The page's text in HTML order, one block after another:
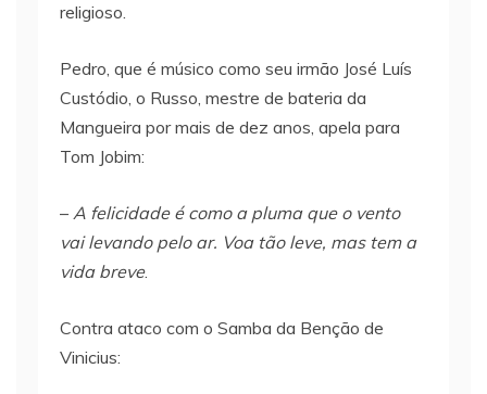
religioso.
Pedro, que é músico como seu irmão José Luís
Custódio, o Russo, mestre de bateria da
Mangueira por mais de dez anos, apela para
Tom Jobim:
– A felicidade é como a pluma que o vento
vai levando pelo ar. Voa tão leve, mas tem a
vida breve.
Contra ataco com o Samba da Benção de
Vinicius: